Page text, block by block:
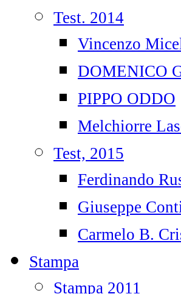
Test. 2014
Vincenzo
DOMENICO
PIPPO ODDO
Melchiorre
Test, 2015
Ferdinando
Giuseppe
Carmelo B.
Stampa
Stampa 2011